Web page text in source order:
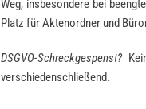
Weg, insbesondere bei
Platz für Aktenordner und
DSGVO-Schreckgespenst?
verschiedenschließend.